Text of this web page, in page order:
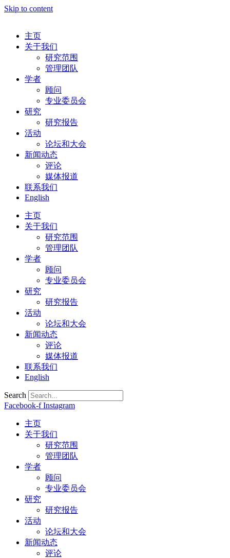
Skip to content
主页
关于我们
研究范围
管理团队
学者
顾问
专业委员会
研究
研究报告
活动
论坛和大会
新闻动态
评论
媒体报道
联系我们
English
主页
关于我们
研究范围
管理团队
学者
顾问
专业委员会
研究
研究报告
活动
论坛和大会
新闻动态
评论
媒体报道
联系我们
English
Search
Facebook-f Instagram
主页
关于我们
研究范围
管理团队
学者
顾问
专业委员会
研究
研究报告
活动
论坛和大会
新闻动态
评论